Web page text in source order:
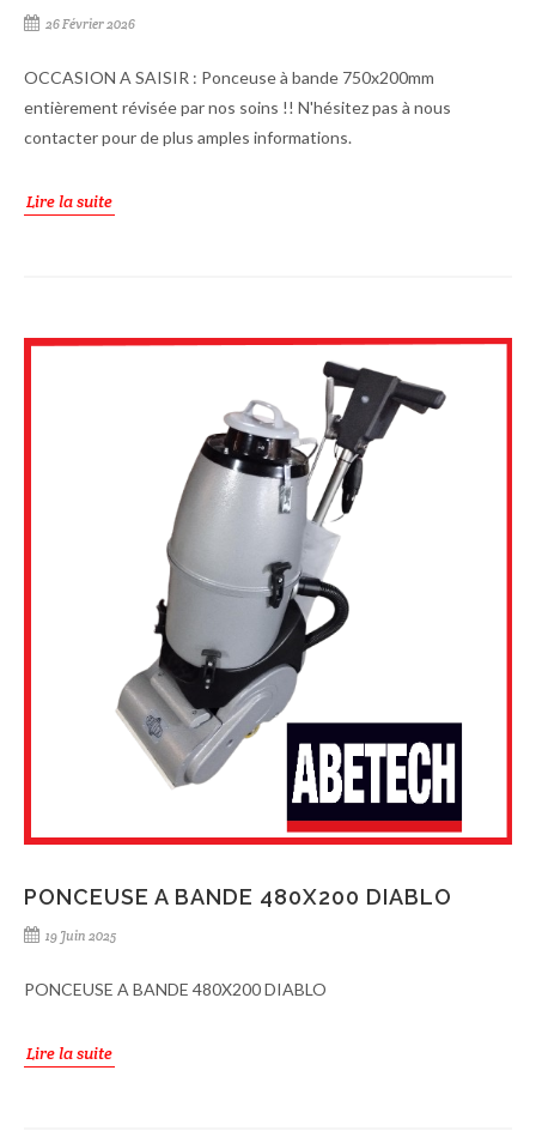
26 Février 2026
OCCASION A SAISIR : Ponceuse à bande 750x200mm
entièrement révisée par nos soins !! N'hésitez pas à nous
contacter pour de plus amples informations.
Lire la suite
PONCEUSE A BANDE 480X200 DIABLO
19 Juin 2025
PONCEUSE A BANDE 480X200 DIABLO
Lire la suite